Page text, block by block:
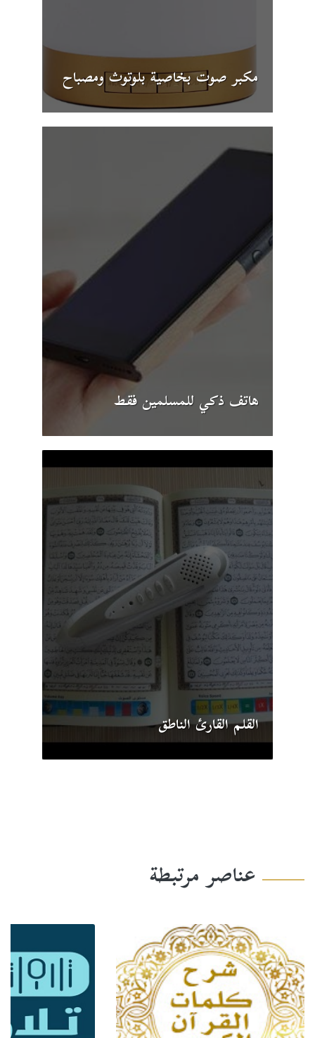
القلم القارئ الناطق
هاتف ذكي للمسلمين فقط
مكبر صوت بخاصية بلوتوث ومصباح
عناصر مرتبطة